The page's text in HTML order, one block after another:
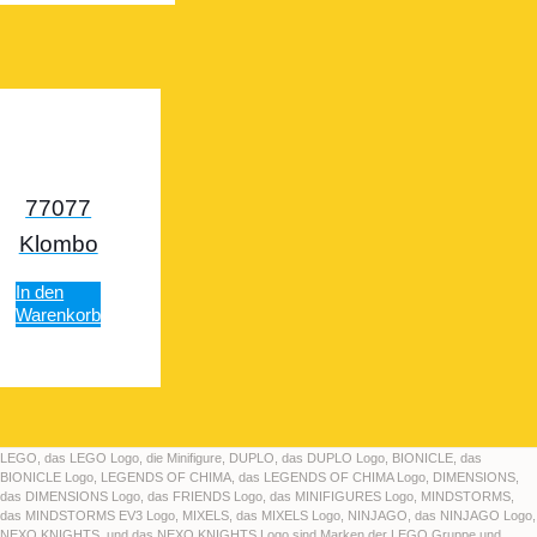
77077
Klombo
In den
Warenkorb
LEGO, das LEGO Logo, die Minifigure, DUPLO, das DUPLO Logo, BIONICLE, das
BIONICLE Logo, LEGENDS OF CHIMA, das LEGENDS OF CHIMA Logo, DIMENSIONS,
das DIMENSIONS Logo, das FRIENDS Logo, das MINIFIGURES Logo, MINDSTORMS,
das MINDSTORMS EV3 Logo, MIXELS, das MIXELS Logo, NINJAGO, das NINJAGO Logo,
NEXO KNIGHTS, und das NEXO KNIGHTS Logo sind Marken der LEGO Gruppe und